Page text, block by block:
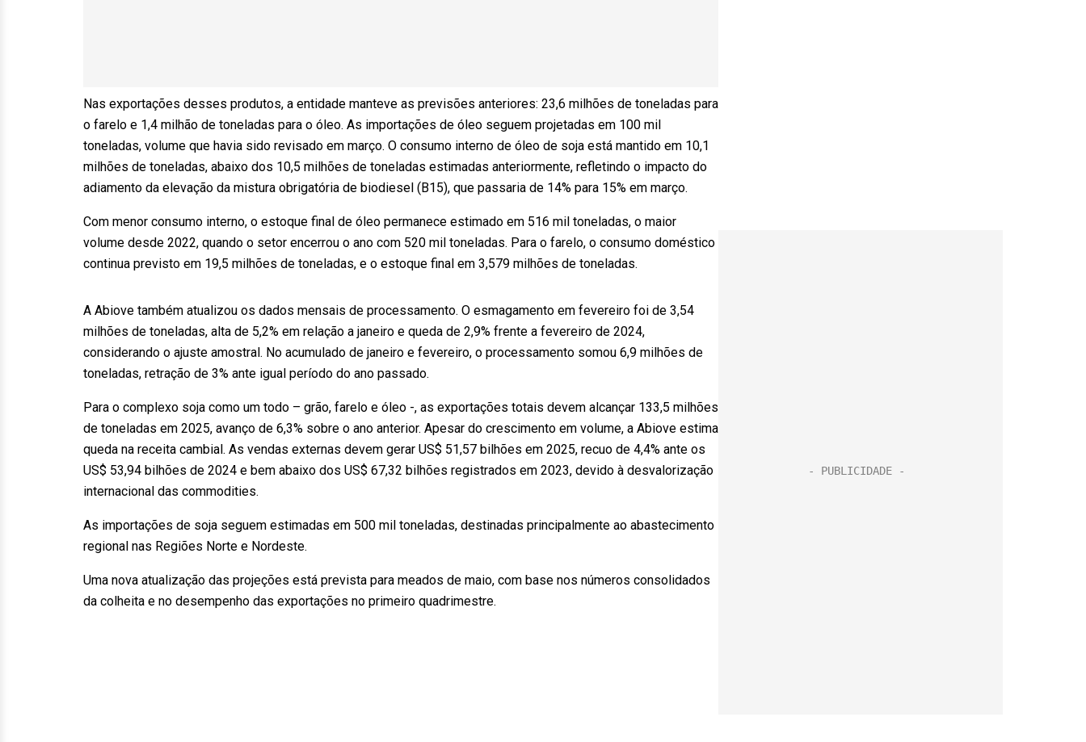
Nas exportações desses produtos, a entidade manteve as previsões anteriores: 23,6 milhões de toneladas para
o farelo e 1,4 milhão de toneladas para o óleo. As importações de óleo seguem projetadas em 100 mil
toneladas, volume que havia sido revisado em março. O consumo interno de óleo de soja está mantido em 10,1
milhões de toneladas, abaixo dos 10,5 milhões de toneladas estimadas anteriormente, refletindo o impacto do
adiamento da elevação da mistura obrigatória de biodiesel (B15), que passaria de 14% para 15% em março.
Com menor consumo interno, o estoque final de óleo permanece estimado em 516 mil toneladas, o maior
volume desde 2022, quando o setor encerrou o ano com 520 mil toneladas. Para o farelo, o consumo doméstico
continua previsto em 19,5 milhões de toneladas, e o estoque final em 3,579 milhões de toneladas.
A Abiove também atualizou os dados mensais de processamento. O esmagamento em fevereiro foi de 3,54
milhões de toneladas, alta de 5,2% em relação a janeiro e queda de 2,9% frente a fevereiro de 2024,
considerando o ajuste amostral. No acumulado de janeiro e fevereiro, o processamento somou 6,9 milhões de
toneladas, retração de 3% ante igual período do ano passado.
Para o complexo soja como um todo – grão, farelo e óleo -, as exportações totais devem alcançar 133,5 milhões
de toneladas em 2025, avanço de 6,3% sobre o ano anterior. Apesar do crescimento em volume, a Abiove estima
queda na receita cambial. As vendas externas devem gerar US$ 51,57 bilhões em 2025, recuo de 4,4% ante os
US$ 53,94 bilhões de 2024 e bem abaixo dos US$ 67,32 bilhões registrados em 2023, devido à desvalorização
internacional das commodities.
As importações de soja seguem estimadas em 500 mil toneladas, destinadas principalmente ao abastecimento
regional nas Regiões Norte e Nordeste.
Uma nova atualização das projeções está prevista para meados de maio, com base nos números consolidados
da colheita e no desempenho das exportações no primeiro quadrimestre.